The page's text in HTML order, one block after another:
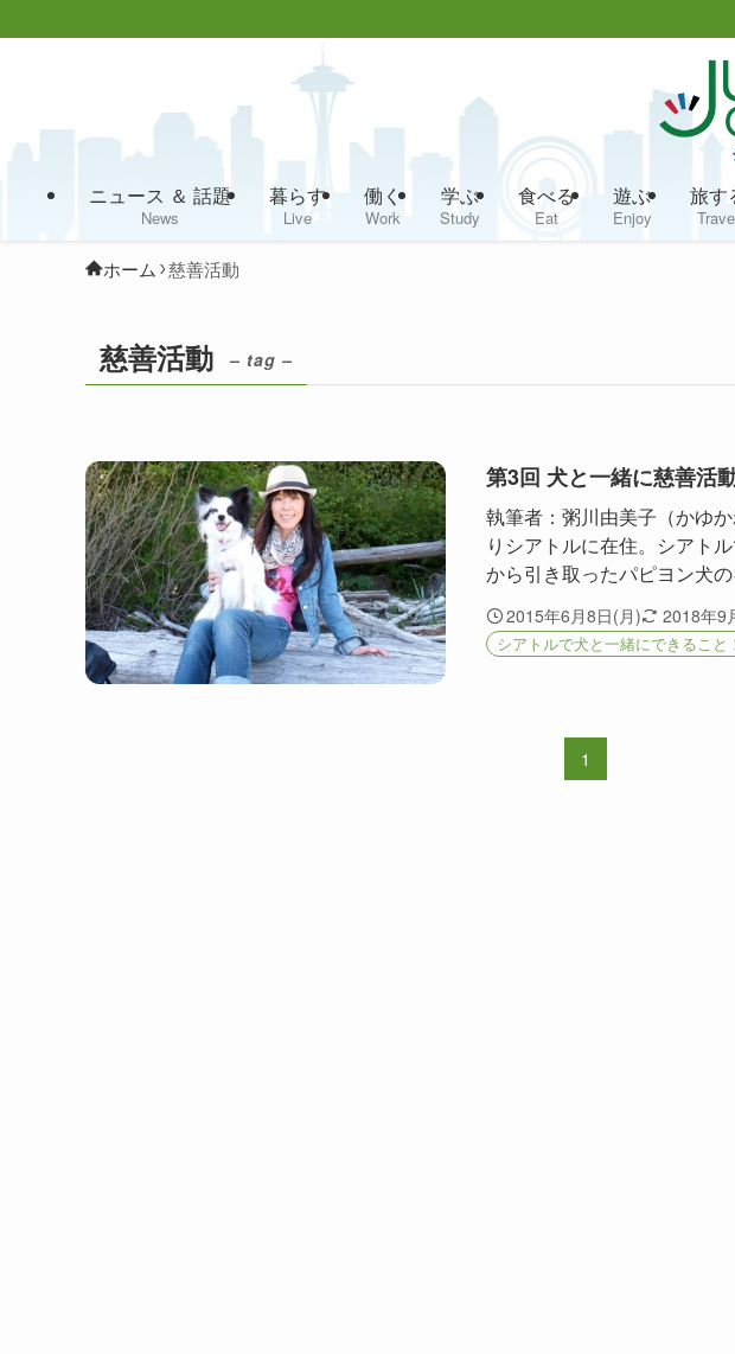
ニュース ＆ 話題
News
暮らす
Live
働く
Work
学ぶ
Study
食べる
Eat
遊ぶ
Enjoy
旅す
ホーム 慈善活動
慈善活動 – tag –
第3回 犬と一緒に慈善活
執筆者：粥川由美子（かゆ
りシアトルに在住。シアト
から引き取ったパピヨン犬
2015年6月8日(月) 2018年9
シアトルで犬と一緒にできること！
1